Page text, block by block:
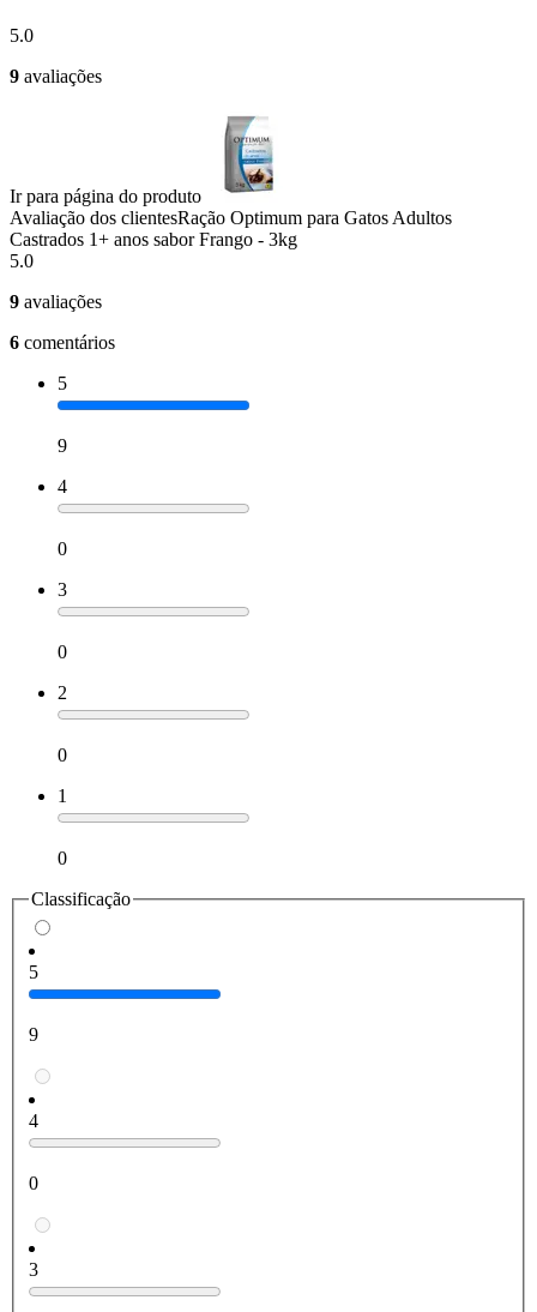
5.0
9 avaliações
Ir para página do produto
Avaliação dos clientesRação Optimum para Gatos Adultos
Castrados 1+ anos sabor Frango - 3kg
5.0
9 avaliações
6 comentários
5
9
4
0
3
0
2
0
1
0
Classificação
5
9
4
0
3